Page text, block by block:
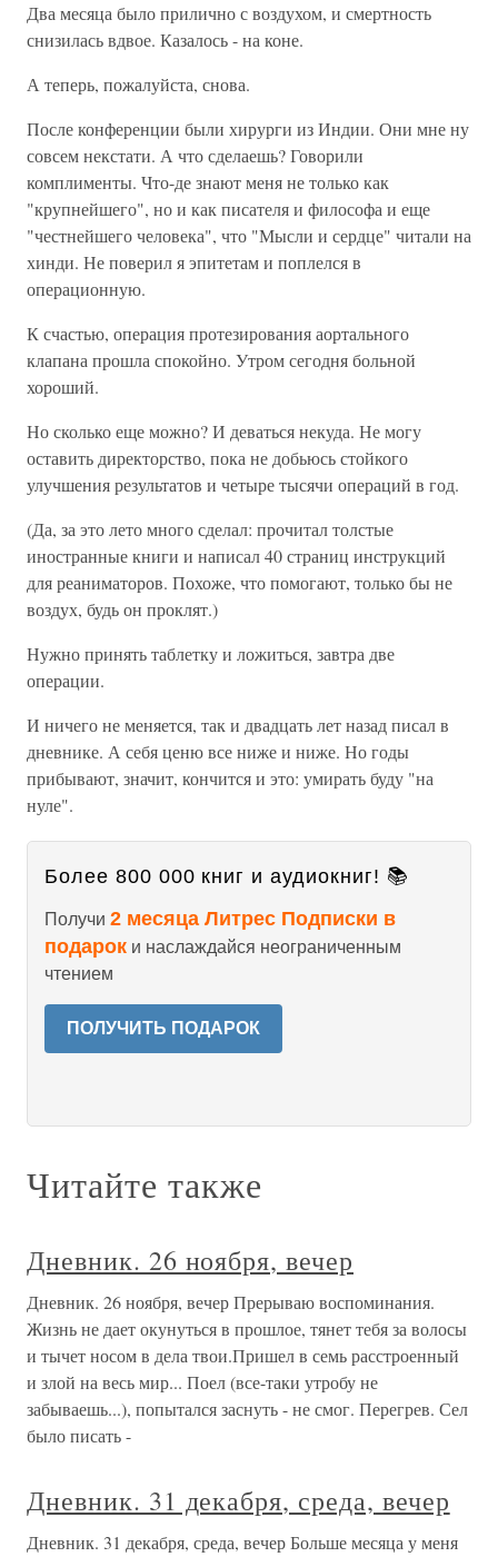
Два месяца было прилично с воздухом, и смертность
снизилась вдвое. Казалось - на коне.
А теперь, пожалуйста, снова.
После конференции были хирурги из Индии. Они мне ну
совсем некстати. А что сделаешь? Говорили
комплименты. Что-де знают меня не только как
"крупнейшего", но и как писателя и философа и еще
"честнейшего человека", что "Мысли и сердце" читали на
хинди. Не поверил я эпитетам и поплелся в
операционную.
К счастью, операция протезирования аортального
клапана прошла спокойно. Утром сегодня больной
хороший.
Но сколько еще можно? И деваться некуда. Не могу
оставить директорство, пока не добьюсь стойкого
улучшения результатов и четыре тысячи операций в год.
(Да, за это лето много сделал: прочитал толстые
иностранные книги и написал 40 страниц инструкций
для реаниматоров. Похоже, что помогают, только бы не
воздух, будь он проклят.)
Нужно принять таблетку и ложиться, завтра две
операции.
И ничего не меняется, так и двадцать лет назад писал в
дневнике. А себя ценю все ниже и ниже. Но годы
прибывают, значит, кончится и это: умирать буду "на
нуле".
Более 800 000 книг и аудиокниг! 📚
Получи 2 месяца Литрес Подписки в
подарок и наслаждайся неограниченным
чтением
ПОЛУЧИТЬ ПОДАРОК
Читайте также
Дневник. 26 ноября, вечер
Дневник. 26 ноября, вечер Прерываю воспоминания.
Жизнь не дает окунуться в прошлое, тянет тебя за волосы
и тычет носом в дела твои.Пришел в семь расстроенный
и злой на весь мир... Поел (все-таки утробу не
забываешь...), попытался заснуть - не смог. Перегрев. Сел
было писать -
Дневник. 31 декабря, среда, вечер
Дневник. 31 декабря, среда, вечер Больше месяца у меня